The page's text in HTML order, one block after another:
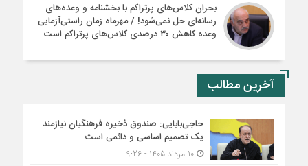
بحران کلاس‌های پرتراکم با بخشنامه و وعده‌های
رسانه‌ای حل نمی‌شود! / مهرماه زمان راستی‌آزمایی
وعده کاهش ۳۰ درصدی کلاس‌های پرتراکم است
آخرین مطالب
حاجی‌بابایی: صندوق ذخیره فرهنگیان نیازمند
یک تصمیم اساسی و دائمی است
10 مرداد 1405 - 9:26